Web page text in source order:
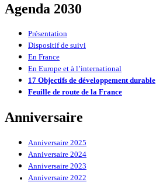
Agenda 2030
Présentation
Dispositif de suivi
En France
En Europe et à l’international
17 Objectifs de développement durable
Feuille de route de la France
Anniversaire
Anniversaire 2025
Anniversaire 2024
Anniversaire 2023
Anniversaire 2022